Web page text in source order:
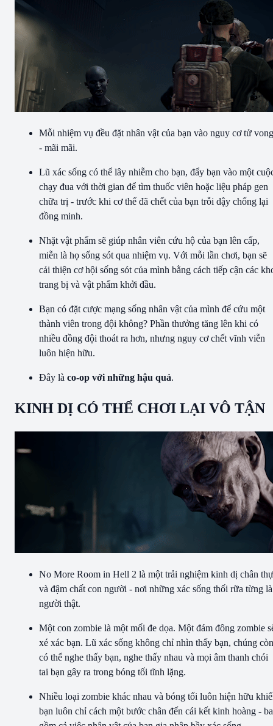
Mỗi nhiệm vụ đều đặt nhân vật của bạn vào nguy cơ tử vong
- mãi mãi.
Lũ xác sống có thể lây nhiễm cho bạn, đẩy bạn vào một
chạy đua với thời gian để tìm thuốc viên hoặc liệu pháp gen
chữa trị - trước khi cơ thể đã chết của bạn trỗi dậy chống lại
đồng minh.
Nhặt vật phẩm sẽ giúp nhân viên cứu hộ của bạn lên cấp,
miễn là họ sống sót qua nhiệm vụ. Với mỗi lần chơi, bạn sẽ
cải thiện cơ hội sống sót của mình bằng cách tiếp cận các
trang bị và vật phẩm khởi đầu.
Bạn có đặt cược mạng sống nhân vật của mình để cứu một
thành viên trong đội không? Phần thưởng tăng lên khi có
nhiều đồng đội thoát ra hơn, nhưng nguy cơ chết vĩnh viễn
luôn hiện hữu.
Đây là co-op với những hậu quả.
KINH DỊ CÓ THỂ CHƠI LẠI VÔ TẬN
No More Room in Hell 2 là một trải nghiệm kinh dị chân
và đậm chất con người - nơi những xác sống thối rữa từng là
người thật.
Một con zombie là một mối đe dọa. Một đám đông zombie
xé xác bạn. Lũ xác sống không chỉ nhìn thấy bạn, chúng còn
có thể nghe thấy bạn, nghe thấy nhau và mọi âm thanh chói
tai bạn gây ra trong bóng tối tĩnh lặng.
Nhiều loại zombie khác nhau và bóng tối luôn hiện hữu
bạn luôn chỉ cách một bước chân đến cái kết kinh hoàng -